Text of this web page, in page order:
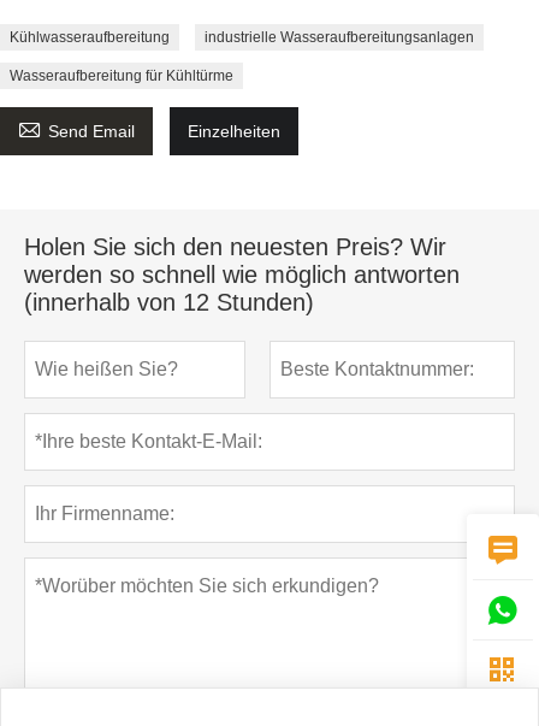
Kühlwasseraufbereitung industrielle Wasseraufbereitungsanlagen
Wasseraufbereitung für Kühltürme
 Send Email Einzelheiten
Holen Sie sich den neuesten Preis? Wir
werden so schnell wie möglich antworten
(innerhalb von 12 Stunden)


